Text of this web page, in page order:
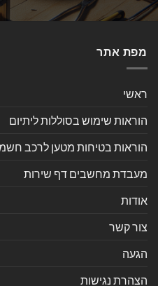
מפת אתר
ראשי
הוראות שימוש בסוללות ליתיום
הוראות בטיחות מטען לרכב
מעבדת מחשבים דף שירות
אודות
צור קשר
הגעה
הצהרת נגישות